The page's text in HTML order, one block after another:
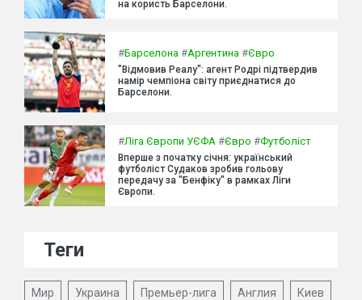
на користь Барселони.
#Барселона #Аргентина #Євро
"Відмовив Реалу": агент Родрі підтвердив
намір чемпіона світу приєднатися до
Барселони.
#Ліга Європи УЄФА #Євро #Футболіст
Вперше з початку січня: український
футболіст Судаков зробив гольову
передачу за "Бенфіку" в рамках Ліги
Європи.
Теги
Мир Украина Премьер-лига Англия Киев